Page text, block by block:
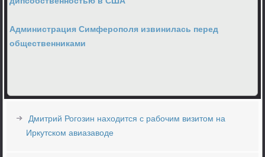
Администрация Симферополя извинилась перед
общественниками
Дмитрий Рогозин находится с рабочим визитом на
Иркутском авиазаводе